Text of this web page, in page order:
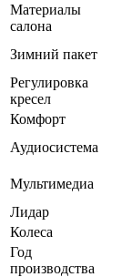
Материалы
салона
Зимний пакет
Регулировка
кресел
Комфорт
Аудиосистема
Мультимедиа
Лидар
Колеса
Год
производства